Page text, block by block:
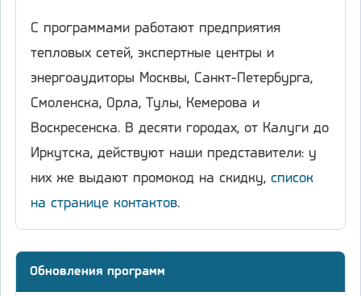
С программами работают предприятия
тепловых сетей, экспертные центры и
энергоаудиторы Москвы, Санкт-Петербурга,
Смоленска, Орла, Тулы, Кемерова и
Воскресенска. В десяти городах, от Калуги до
Иркутска, действуют наши представители: у
них же выдают промокод на скидку, список
на странице контактов.
Обновления программ